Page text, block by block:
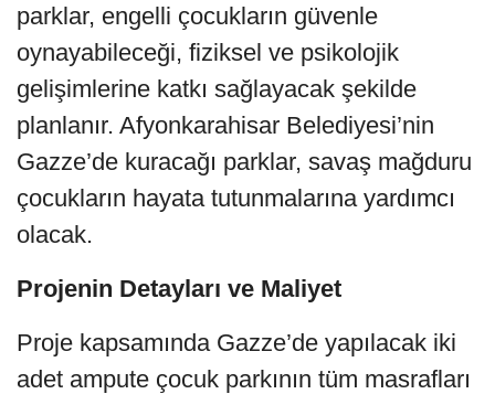
parklar, engelli çocukların güvenle
oynayabileceği, fiziksel ve psikolojik
gelişimlerine katkı sağlayacak şekilde
planlanır. Afyonkarahisar Belediyesi’nin
Gazze’de kuracağı parklar, savaş mağduru
çocukların hayata tutunmalarına yardımcı
olacak.
Projenin Detayları ve Maliyet
Proje kapsamında Gazze’de yapılacak iki
adet ampute çocuk parkının tüm masrafları